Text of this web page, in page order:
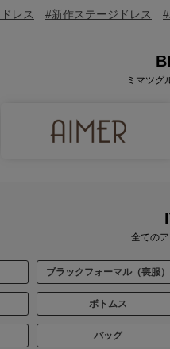
レス
#新作ステージドレス
ミマツグ
全ての
ブラックフォーマル（喪服）
ボトムス
バッグ